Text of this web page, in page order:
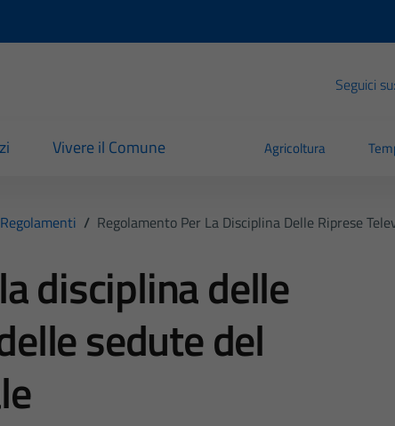
Seguici su:
Vivere il Comune Agricoltura
Regolamenti / Regolamento Per La Disciplina Delle Riprese
disciplina delle
sedute del